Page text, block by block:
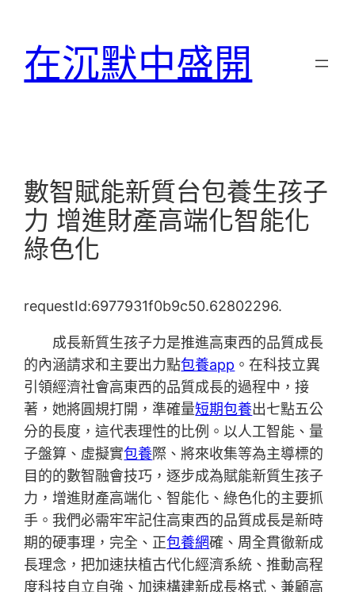
在沉默中盛開
數智賦能新質台包養生孩子
力 增進財產高端化智能化
綠色化
requestId:6977931f0b9c50.62802296.
成長新質生孩子力是推進高東西的品質成長
的內涵請求和主要出力點包養app 。在科技立異
引領經濟社會高東西的品質成長的過程中，接
著，她將圓規打開，準確量短期包養出七點五公
分的長度，這代表理性的比例。以人工智能、量
子盤算、虛擬實包養際、將來收集等為主導標的
目的的數智融會技巧，逐步成為賦能新質生孩子
力，增進財產高端化、智能化、綠色化的主要抓
手。我們必需牢牢記住高東西的品質成長是新時
期的硬事理，完全、正包養網確、周全貫徹新成
長理念，把加速扶植古代化經濟系統、推動高程
度科技自立自強、加速構建新成長格式、兼顧高